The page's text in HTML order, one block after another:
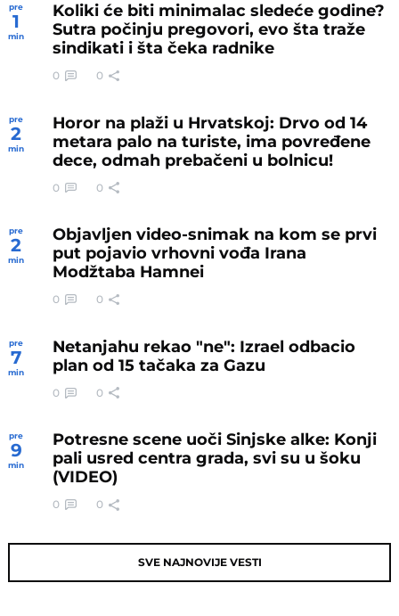
pre
1
min
Koliki će biti minimalac sledeće godine?
Sutra počinju pregovori, evo šta traže
sindikati i šta čeka radnike
0 0
pre
2
min
Horor na plaži u Hrvatskoj: Drvo od 14
metara palo na turiste, ima povređene
dece, odmah prebačeni u bolnicu!
0 0
pre
2
min
Objavljen video-snimak na kom se prvi
put pojavio vrhovni vođa Irana
Modžtaba Hamnei
0 0
pre
7
min
Netanjahu rekao "ne": Izrael odbacio
plan od 15 tačaka za Gazu
0 0
pre
9
min
Potresne scene uoči Sinjske alke: Konji
pali usred centra grada, svi su u šoku
(VIDEO)
0 0
SVE NAJNOVIJE VESTI